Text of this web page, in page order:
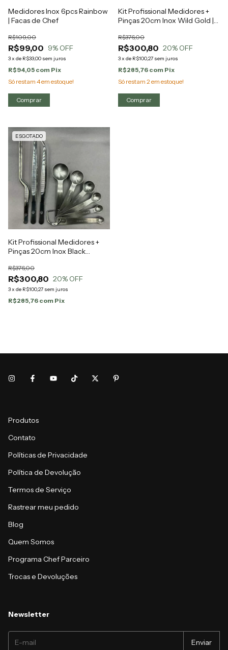
Medidores Inox 6pcs Rainbow
| Facas de Chef
R$99,00
R$109,00
9% OFF
3x de R$33,00 sem juros
R$94,05 com Pix
Só restam 4em estoque!
Kit Profissional Medidores +
Pinças 20cm Inox Wild Gold |
R$300,80
R$376,00
20% OFF
3x de R$100,27 sem juros
R$285,76 com Pix
Só restam 2em estoque!
ESGOTADO
Kit Profissional Medidores +
Pinças 20cm Inox Black
R$300,80
R$376,00
20% OFF
3x de R$100,27 sem juros
R$285,76 com Pix
Produtos
Contato
Políticas de Privacidade
Política de Devolução
Termos de Serviço
Rastrear meu pedido
Blog
Quem Somos
Programa Chef Parceiro
Trocas e Devoluções
Newsletter